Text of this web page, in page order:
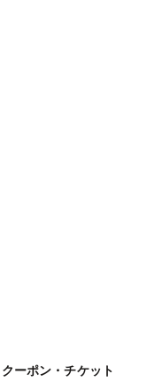
クーポン・チケット